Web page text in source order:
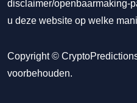
disclaimer/openbaarmaking-
u deze website op welke
Copyright ©
voorbehouden.